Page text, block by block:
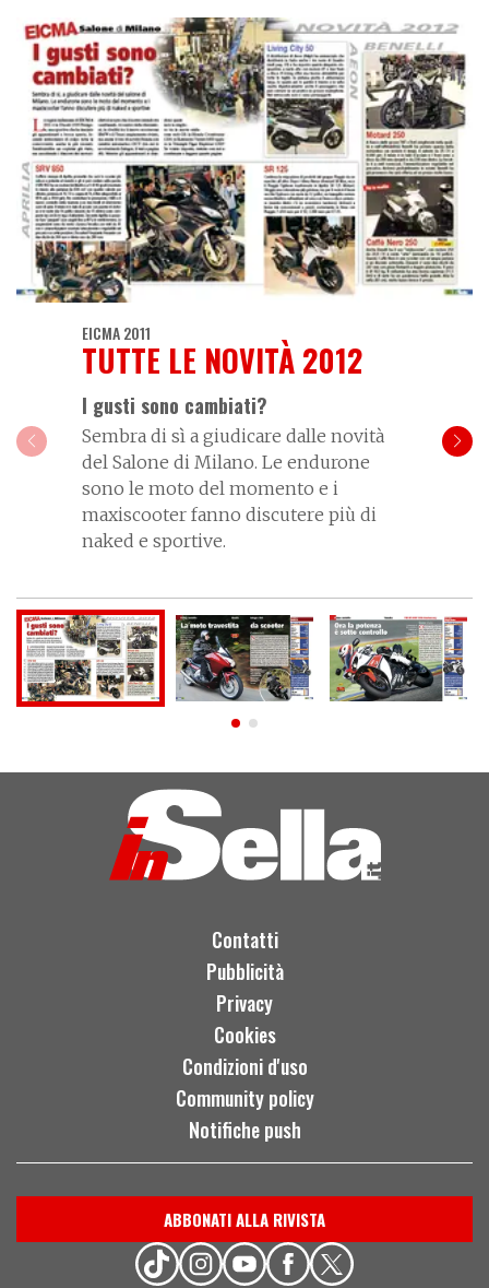
EICMA 2011
TUTTE LE NOVITÀ 2012
I gusti sono cambiati?
Sembra di sì a giudicare dalle novità
del Salone di Milano. Le endurone
sono le moto del momento e i
maxiscooter fanno discutere più di
naked e sportive.
Contatti
Pubblicità
Privacy
Cookies
Condizioni d'uso
Community policy
Notifiche push
ABBONATI ALLA RIVISTA